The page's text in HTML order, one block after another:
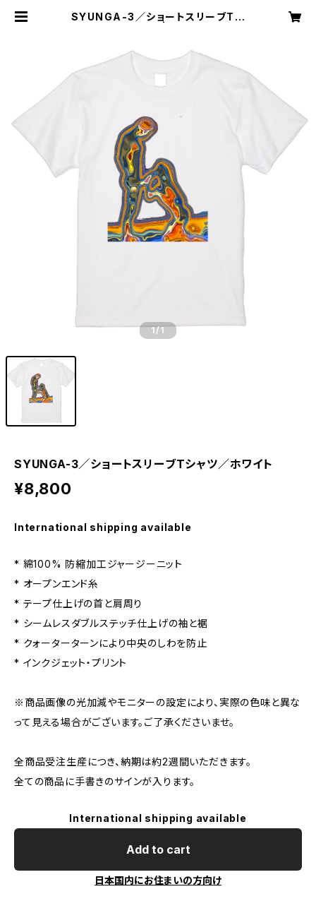
SYUNGA-3／ショートスリーブTシ
1/1
SYUNGA-3／ショートスリーブTシャツ／ホワイト
¥8,800
International shipping available
* 綿100% 防縮加工ジャージーニット
* オープンエンド糸
* テープ仕上げの首と肩周り
* シームレスダブルステッチ仕上げの袖と裾
* クォーターターンにより中央のしわを防止
* インクジェット・プリント
※商品画像の光加減やモニターの設定により、実際の色味と異な
って見える場合がございます。ご了承くださいませ。
全商品受注生産につき、納期は約2週間いただきます。
全ての商品に手書きのサインが入ります。
International shipping available
Add to cart
日本国内にお住まいの方向け